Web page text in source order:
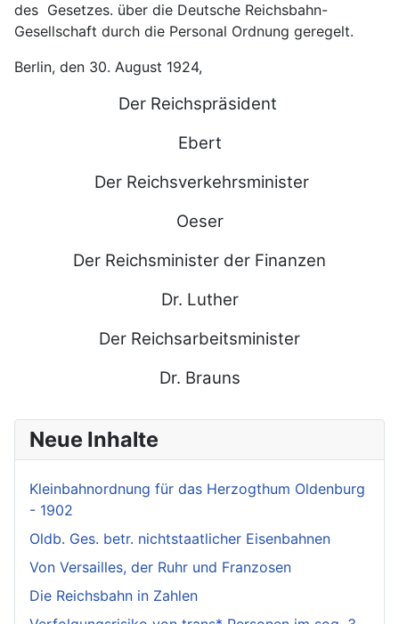
Neue Inhalte
Kleinbahnordnung für das Herzogthum Oldenburg
- 1902
Oldb. Ges. betr. nichtstaatlicher Eisenbahnen
Von Versailles, der Ruhr und Franzosen
Die Reichsbahn in Zahlen
des Gesetzes. über die Deutsche Reichsbahn-
Gesellschaft durch die Personal Ordnung geregelt.
Berlin, den 30. August 1924,
Der Reichspräsident
Ebert
Der Reichsverkehrsminister
Oeser
Der Reichsminister der Finanzen
Dr. Luther
Der Reichsarbeitsminister
Dr. Brauns